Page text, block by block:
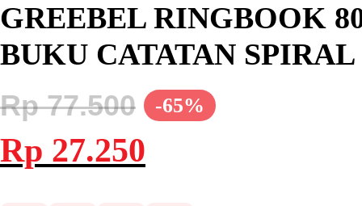
GREEBEL RINGBOOK
BUKU CATATAN
-65%
Rp77.500
Harga
aslinya
adalah:
Rp 27.250ini